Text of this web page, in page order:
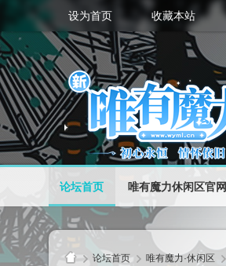
设为首页 收藏本站
论坛首页 唯有魔力休闲区官网
论坛首页 唯有魔力·休闲区